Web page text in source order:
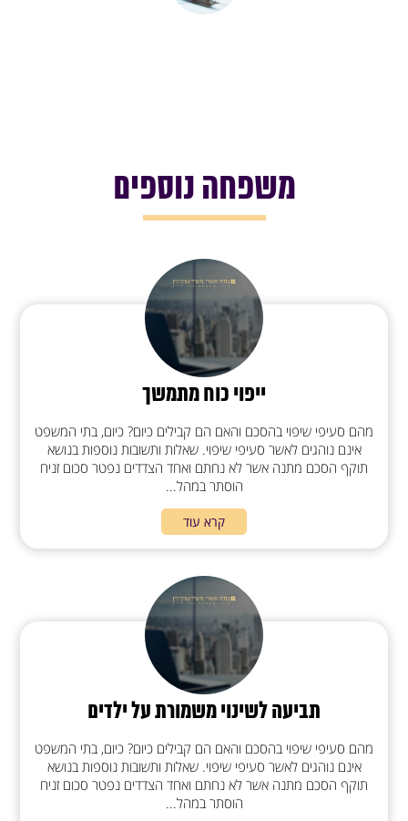
משפחה נוספים
ייפוי כוח מתמשך
מהם סעיפי שיפוי בהסכם והאם הם קבילים כיום? כיום, בתי המשפט
אינם נוהגים לאשר סעיפי שיפוי. שאלות ותשובות נוספות בנושא
תוקף הסכם מתנה אשר לא נחתם ואחד הצדדים נפטר סכום זניח
הוסתר במהל...
קרא עוד
תביעה לשינוי משמורת על ילדים
מהם סעיפי שיפוי בהסכם והאם הם קבילים כיום? כיום, בתי המשפט
אינם נוהגים לאשר סעיפי שיפוי. שאלות ותשובות נוספות בנושא
תוקף הסכם מתנה אשר לא נחתם ואחד הצדדים נפטר סכום זניח
הוסתר במהל...